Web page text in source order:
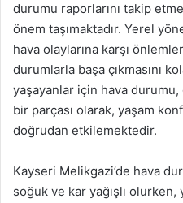
durumu raporlarını takip
önem taşımaktadır. Yerel
hava olaylarına karşı
durumlarla başa çıkmasını
yaşayanlar için hava durumu,
bir parçası olarak, yaşam
doğrudan etkilemektedir.
Kayseri Melikgazi’de hava
soğuk ve kar yağışlı olurken,